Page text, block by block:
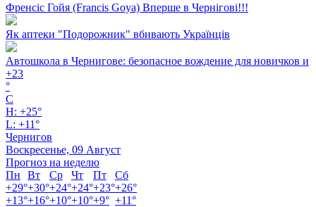
Френсіс Гойя (Francis Goya) Вперше в Чернігові!!!
Як аптеки "Подорожник" вбивають Українців
Автошкола в Чернигове: безопасное вождение для новичков и
+23
°
C
H: +25°
L: +11°
Чернигов
Воскресенье, 09 Август
Прогноз на неделю
Пн
Вт Ср Чт Пт
Сб
+29°+30°+24°+24°+23°+26°
+13°+16°+10°+10°+9° +11°